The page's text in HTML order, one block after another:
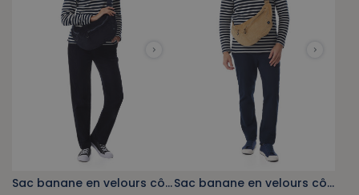
Sac banane en velours côtelé bleu marine Sac banane en velours côtelé beige foncé